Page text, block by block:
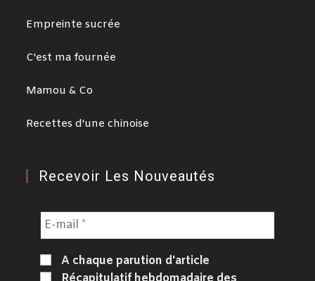
Empreinte sucrée
C'est ma fournée
Mamou & Co
Recettes d'une chinoise
Recevoir Les Nouveautés
A chaque parution d'article